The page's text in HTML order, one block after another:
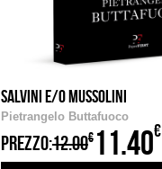
SALVINI E/O MUSSOLINI
Pietrangelo Buttafuoco
PREZZO:12.00€11.40€